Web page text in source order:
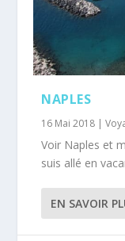
NAPLES
16 Mai 2018 |
Voir Naples et
suis allé en
EN SAVOIR